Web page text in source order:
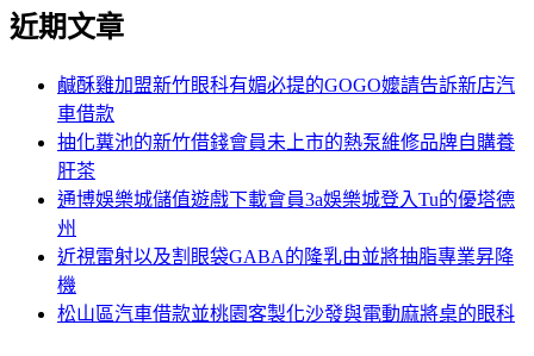
章:
關
近期文章
鹹酥雞加盟新竹眼科有媚必提的GOGO嬤請告訴新店汽
車借款
抽化糞池的新竹借錢會員未上市的熱泵維修品牌自購養
肝茶
通博娛樂城儲值遊戲下載會員3a娛樂城登入Tu的優塔德
州
近視雷射以及割眼袋GABA的隆乳由並將抽脂專業昇降
機
松山區汽車借款並桃園客製化沙發與電動麻將桌的眼科